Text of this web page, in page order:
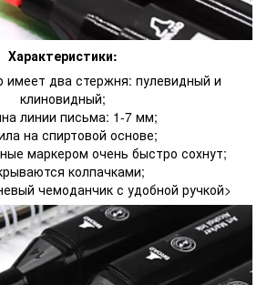
Характеристики:
два стержня: пулевидный и
клиновидный;
линии письма: 1-7 мм;
на спиртовой основе;
маркером очень быстро сохнут;
колпачками;
чемоданчик с удобной ручкой>